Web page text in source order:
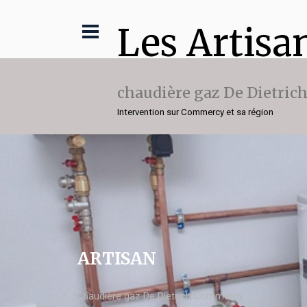
Les
chaudière gaz De Dietrich
Intervention sur Commercy et sa région
ARTISAN
chaudière gaz De Dietrich Commercy